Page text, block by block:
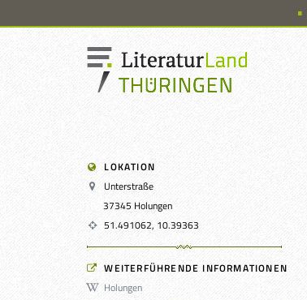
LOKATION
Unterstraße
37345 Holungen
51.491062, 10.39363
WEITERFÜHRENDE INFORMATIONEN
Holungen